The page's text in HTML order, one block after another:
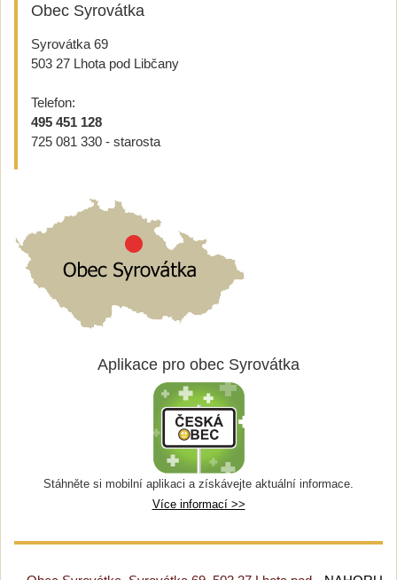
Obec Syrovátka
Syrovátka 69
503 27 Lhota pod Libčany
Telefon:
495 451 128
725 081 330 - starosta
Aplikace pro obec Syrovátka
Stáhněte si mobilní aplikaci a získávejte aktuální informace.
Více informací >>